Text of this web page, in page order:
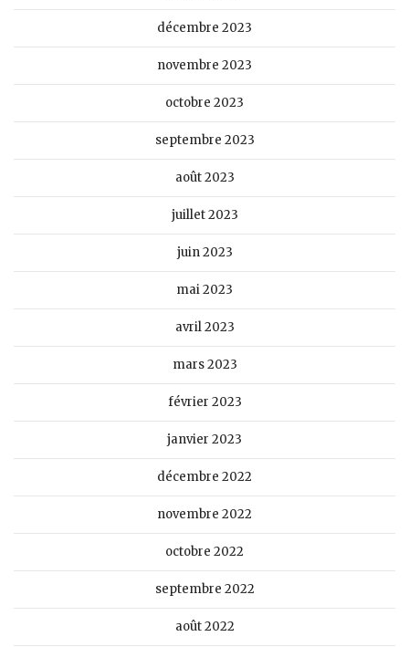
décembre 2023
novembre 2023
octobre 2023
septembre 2023
août 2023
juillet 2023
juin 2023
mai 2023
avril 2023
mars 2023
février 2023
janvier 2023
décembre 2022
novembre 2022
octobre 2022
septembre 2022
août 2022